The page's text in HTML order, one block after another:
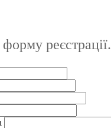
форму реєстрації.